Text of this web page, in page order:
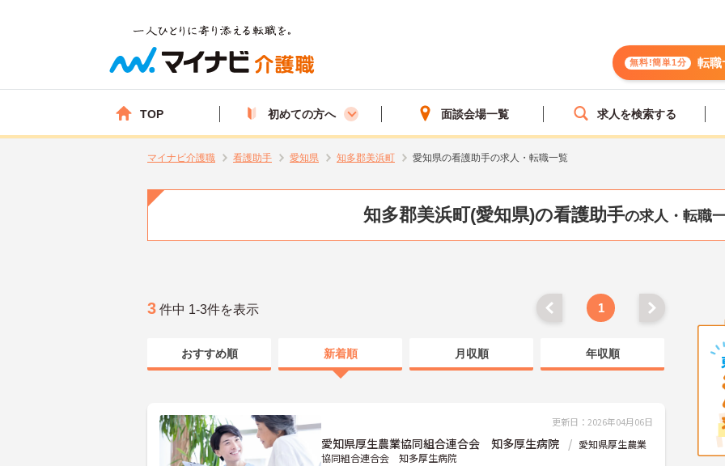
無料!簡単1分 転職
TOP 初めての方へ 面談会場一覧 求人を検索する
マイナビ介護職 看護助手 愛知県 知多郡美浜町 愛知県の看護助手の求人・転職一覧
知多郡美浜町(愛知県)の看護助手の求人・転職
3 件中 1-3件を表示 1
おすすめ順 新着順 月収順 年収順
更新日：2026年04月06日
愛知県厚生農業協同組合連合会 知多厚生病院
愛知県厚生農業
協同組合連合会 知多厚生病院